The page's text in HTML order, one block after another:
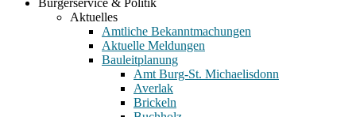
Bürgerservice & Politik
Aktuelles
Amtliche Bekanntmachungen
Aktuelle Meldungen
Bauleitplanung
Amt Burg-St. Michaelisdonn
Averlak
Brickeln